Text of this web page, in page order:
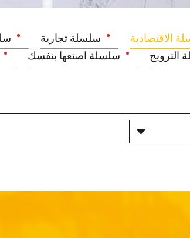
الاقتصادية سلسلة تجارية
الترويج
سلسلة اصنعها بنفسك